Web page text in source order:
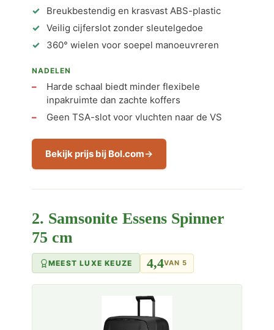
Breukbestendig en krasvast ABS-plastic
Veilig cijferslot zonder sleutelgedoe
360° wielen voor soepel manoeuvreren
NADELEN
Harde schaal biedt minder flexibele
inpakruimte dan zachte koffers
Geen TSA-slot voor vluchten naar de VS
Bekijk prijs bij Bol.com
2. Samsonite Essens Spinner
75 cm
MEEST LUXE KEUZE 4,4VAN 5